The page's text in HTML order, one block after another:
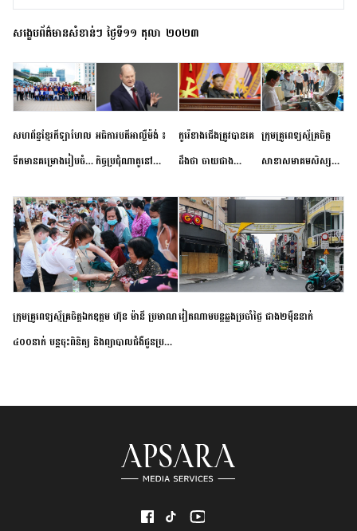
សង្ខេបព័ត៌មានសំខាន់ៗ ថ្ងៃទី១១ តុលា ២០២៣
សហព័ន្ធខ្មែរកីឡាហែល
ទឹកមានគម្រោងរៀបចំ
កម្រិតបឋម ដល់ឧត្តម
សិក្សានាពេលខាងមុខ
អធិការបតីអាល្លឺម៉ង់ ៖
កិច្ចប្រជុំណាតូនៅ
ខាងមុខនឹងបញ្ជូនសញ្ញា
នៃភាពស្អិតរមួត និង
ការប្តេជ្ញាចិត្ត
កូរ៉េខាងជើងត្រូវបានគេ
ដឹងថា ចាយជាង
អភិវឌ្ឍន៍នុយក្លេអ៊ែរ
ក្រុមគ្រូពេទ្យស្ម័គ្រចិត្ត
សាខាសមាគមសិស្ស
ខេត្តកំពង់ចាម ចុះពិនិត្យ
ពិគ្រោះជំងឺទូទៅ និងផ្តល់
ថ្នាំពេទ្យជូនប្រជាពលរដ្ឋ
រស់នៅសង្កាត់បឹងកុក
ក្រុមគ្រូពេទ្យស្ម័គ្រចិត្តឯកឧត្តម ហ៊ុន ម៉ានី ប្រមាណ
៤០០នាក់ បន្តចុះពិនិត្យ និងព្យាបាលជំងឺជូនប្រជា
វៀតណាម​បន្ត​ឆ្លង​ប្រចាំថ្ងៃ​ ​ជាង​២​ម៉ឺន​នាក់​